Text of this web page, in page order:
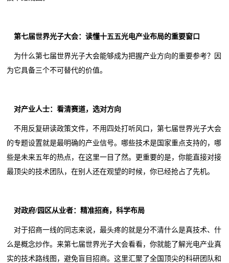
第七届世界光子大会：读懂十五五光电产业布局的重要窗口
为什么第七届世界光子大会能够成为把握产业方向的重要参考？因
为它具备三个不可替代的价值。
对产业人士：看清赛道，选对方向
不用反复研读政策文件，不用四处打听风口，第七届世界光子大会
的专题设置就是最明确的产业信号。哪些技术是国家重点支持的，哪
些是未来五年的热点，在这里一目了然。更重要的是，你能直接对接
最顶尖的技术团队，在别人还在观望的时候，你已经抢占了先机。
对政府/园区从业者：精准招商，科学布局
对于招商一线的同志来说，最头疼的就是分不清什么是真技术、什
么是概念炒作。来第七届世界光子大会看看，你就能了解光电产业真
实的技术路线图，避免盲目招商。这里汇聚了全国顶尖的科研团队和